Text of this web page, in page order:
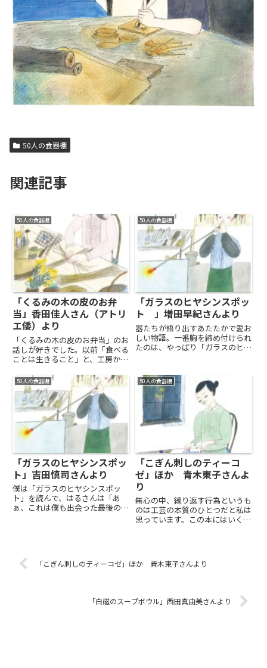
50人の食器棚
関連記事
50人の食器棚
「くるみの木の皮のお弁
当」香田佳人さん（アトリ
エ倭）より
「くるみの木の皮のお弁当」のお
話しが好きでした。以前「食べる
ことは生きること」と、工房から
ていただいて、その食べることが
ぎゅっと詰まったお弁当のお話し
だったからかもしれません。その
章の中に「誰かが大切に想いを
50人の食器棚
「ガラスのヒヤシンスポッ
ト 」増田早紀さんより
器たちが語り出すあたたかで愛お
しい物語。一番胸を締め付けられ
たのは、やっぱり「ガラスのヒヤ
目にした光景。通常 吹きガラス
工房というのは、24時間窯の火
を絶やさず ごうごうと燃え盛る...
50人の食器棚
「ガラスのヒヤシンスポッ
ト」吉田慎司さんより
僕は「ガラスのヒヤシンスポッ
ト」を読んで、はるさんは「あ
ぁ、これは僕も出会った最後の人
けれど、長く仕事を続けていると
いつか...
50人の食器棚
「こぎん刺しのティーコ
ゼ」ほか 青木東子さんよ
り
無心の中、繰り返す行為というも
のは工芸の本質のひとつだと私は
思っています。この本にはいくつ
朝さん。そして糸を刺すことは
「こぎん刺しのティーコゼ」ほか 青木東子さんより
「白磁のスープボウル」西田真由美さんより